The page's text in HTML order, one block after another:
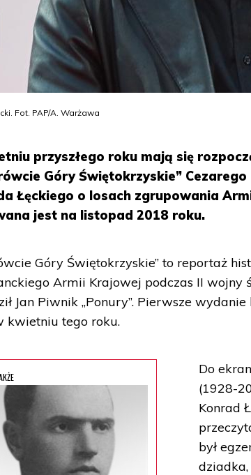
Fot. PAP/A. Warżawa
przyszłego roku mają się
Góry Świętokrzyskie”
Łęckiego o losach zgrupowania
jest na listopad 2018 roku.
Góry Świętokrzyskie” to reportaż
Armii Krajowej podczas II wojny
Jan Piwnik „Ponury”. Pierwsze
kwietniu tego roku.
Do
(1928-
Konrad
był